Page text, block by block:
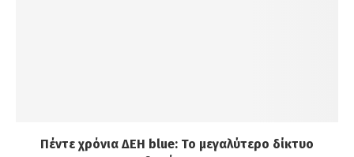
Πέντε χρόνια ΔΕΗ blue: Το μεγαλύτερο δίκτυο